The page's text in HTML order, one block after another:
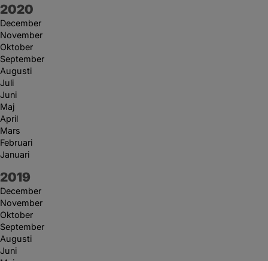
År:
2020
December
November
Oktober
September
Augusti
Juli
Juni
Maj
April
Mars
Februari
Januari
År:
2019
December
November
Oktober
September
Augusti
Juni